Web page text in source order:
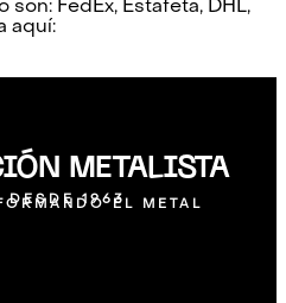
FedEx, Estafeta, DHL,
aquí:
METALISTA
EL METAL
DESDE 1963